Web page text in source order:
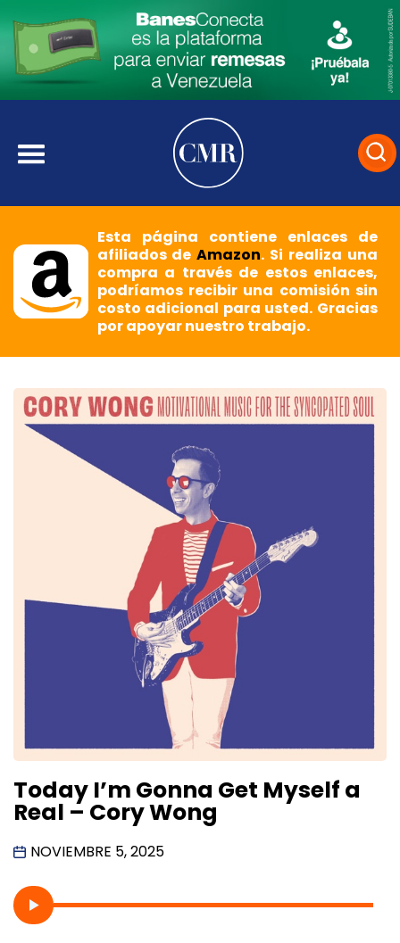
Esta página contiene enlaces de
afiliados deAmazon. Si realiza una
compra a través de estos enlaces,
podríamos recibir una comisión sin
costo adicional para usted. Gracias
por apoyar nuestro trabajo.
Today I’m Gonna Get Myself a
Real – Cory Wong
NOVIEMBRE 5, 2025